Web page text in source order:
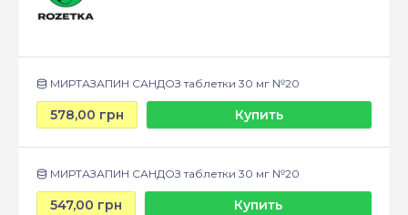
МИРТАЗАПИН САНДОЗ таблетки 30 мг №20
578,00 грн Купить
МИРТАЗАПИН САНДОЗ таблетки 30 мг №20
547,00 грн Купить